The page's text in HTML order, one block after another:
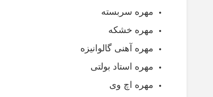
مهره سربسته
مهره خشکه
مهره آهنی گالوانیزه
مهره استاد بولتی
مهره اچ وی